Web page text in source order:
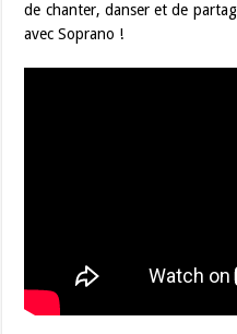
de chanter, danser et de
avec Soprano !